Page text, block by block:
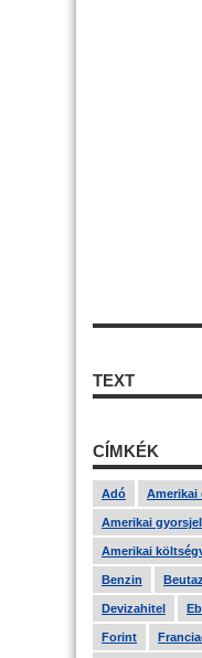
TEXT
CÍMKÉK
Adó Amerikai
Amerikai
Amerikai
Benzin
Devizahitel
Forint